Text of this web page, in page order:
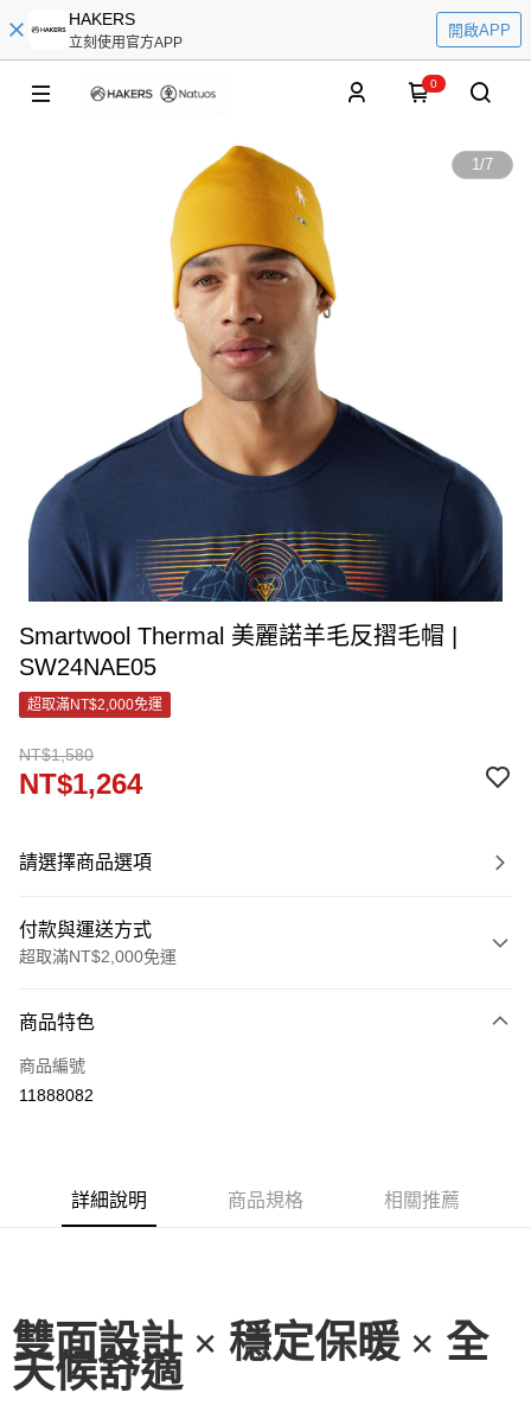
HAKERS
立刻使用官方APP
開啟APP
0
1/7
Smartwool Thermal 美麗諾羊毛反摺毛帽 |
SW24NAE05
超取滿NT$2,000免運
NT$1,580
NT$1,264
請選擇商品選項
付款與運送方式
超取滿NT$2,000免運
信用卡一次付款
LINE Pay
一般全家取貨
每筆NT$100
商品特色
商品編號
11888082
詳細說明 商品規格 相關推薦
雙面設計 × 穩定保暖 × 全
天候舒適